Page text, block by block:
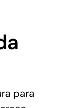
para